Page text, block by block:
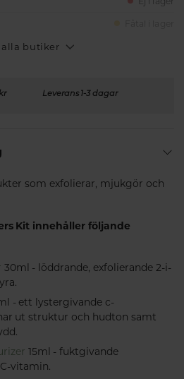
alla butiker
Leverans 1-3 dagar
som exfolierar, mjukgör och
Kit innehåller följande
30ml - löddrande, exfolierande 2-i-
- ett lystergivande c-
ut struktur och hudton samt
15ml - fuktgivande
vitamin.